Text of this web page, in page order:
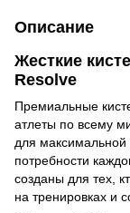
Описание
Жесткие
Resolve
Премиальные
атлеты по всему
для
потребности
созданы для тех,
на тренировках и